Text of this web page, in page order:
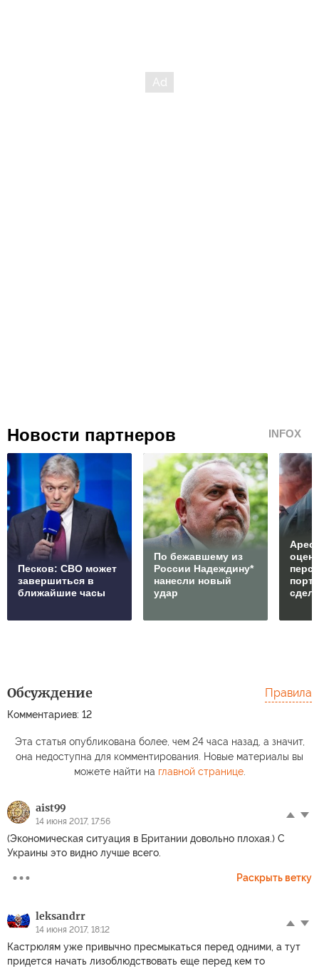
Новости партнеров INFOX
Песков: СВО может
завершиться в
ближайшие часы
По бежавшему из
России Надеждину*
нанесли новый
удар
Обсуждение
Комментариев: 12
Правила
Эта статья опубликована более, чем 24 часа назад, а значит,
она недоступна для комментирования. Новые материалы вы
можете найти на главной странице.
aist99
14 июня 2017, 17:56
(Экономическая ситуация в Британии довольно плохая.) С
Украины это видно лучше всего.
Раскрыть ветку
leksandrr
14 июня 2017, 18:12
Кастрюлям уже привычно пресмыкаться перед одними, а тут
придется начать лизоблюдствовать еще перед кем то